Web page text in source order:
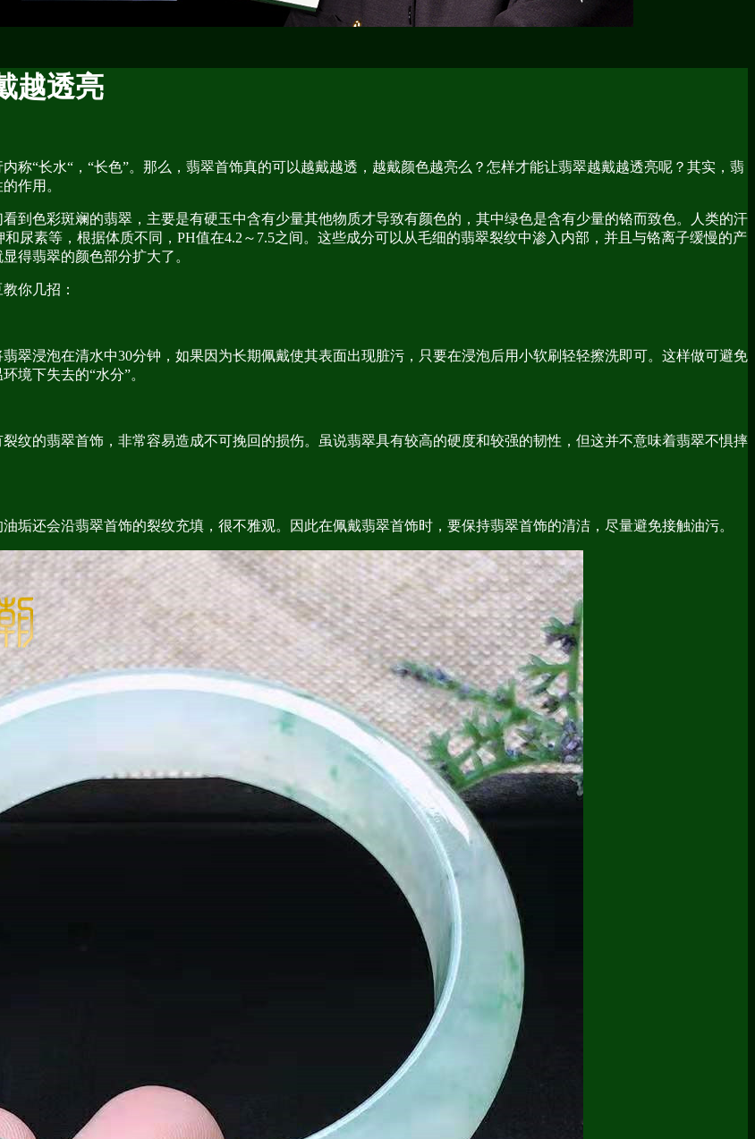
越透亮
称“长水“，“长色”。那么，翡翠首饰真的可以越戴越透，越戴颜色越亮么？怎样才能让翡翠越戴越透亮呢？其实，翡
作用。
色彩斑斓的翡翠，主要是有硬玉中含有少量其他物质才导致有颜色的，其中绿色是含有少量的铬而致色。人类的汗
尿素等，根据体质不同，PH值在4.2～7.5之间。这些成分可以从毛细的翡翠裂纹中渗入内部，并且与铬离子缓慢的产
得翡翠的颜色部分扩大了。
你几招：
浸泡在清水中30分钟，如果因为长期佩戴使其表面出现脏污，只要在浸泡后用小软刷轻轻擦洗即可。 这样做可避免
境下失去的“水分”。
的翡翠首饰，非常容易造成不可挽回的损伤。虽说翡翠具有较高的硬度和较强的韧性，但这并不意味着翡翠不惧摔
还会沿翡翠首饰的裂纹充填，很不雅观。因此在佩戴翡翠首饰时，要保持翡翠首饰的清洁，尽量避免接触油污。